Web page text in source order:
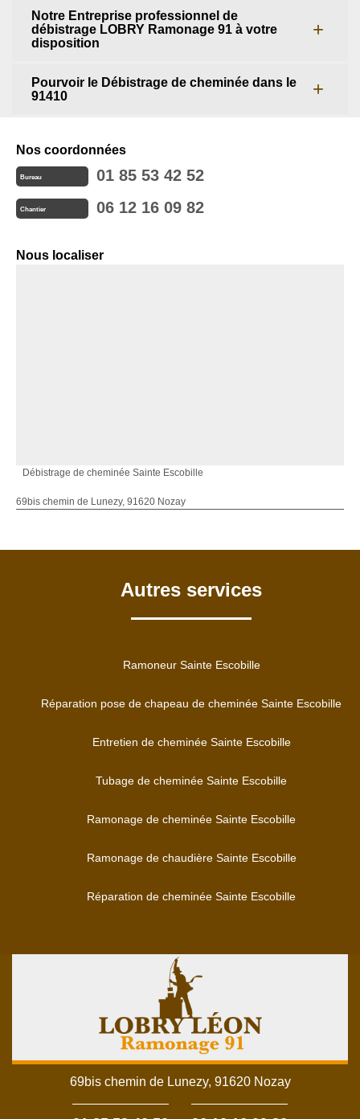
Notre Entreprise professionnel de
débistrage LOBRY Ramonage 91 à votre
disposition
Pourvoir le Débistrage de cheminée dans le
91410
Nos coordonnées
Bureau 01 85 53 42 52
Chantier 06 12 16 09 82
Nous localiser
Débistrage de cheminée Sainte Escobille
69bis chemin de Lunezy, 91620 Nozay
Autres services
Ramoneur Sainte Escobille
Réparation pose de chapeau de cheminée Sainte Escobille
Entretien de cheminée Sainte Escobille
Tubage de cheminée Sainte Escobille
Ramonage de cheminée Sainte Escobille
Ramonage de chaudière Sainte Escobille
Réparation de cheminée Sainte Escobille
69bis chemin de Lunezy, 91620 Nozay